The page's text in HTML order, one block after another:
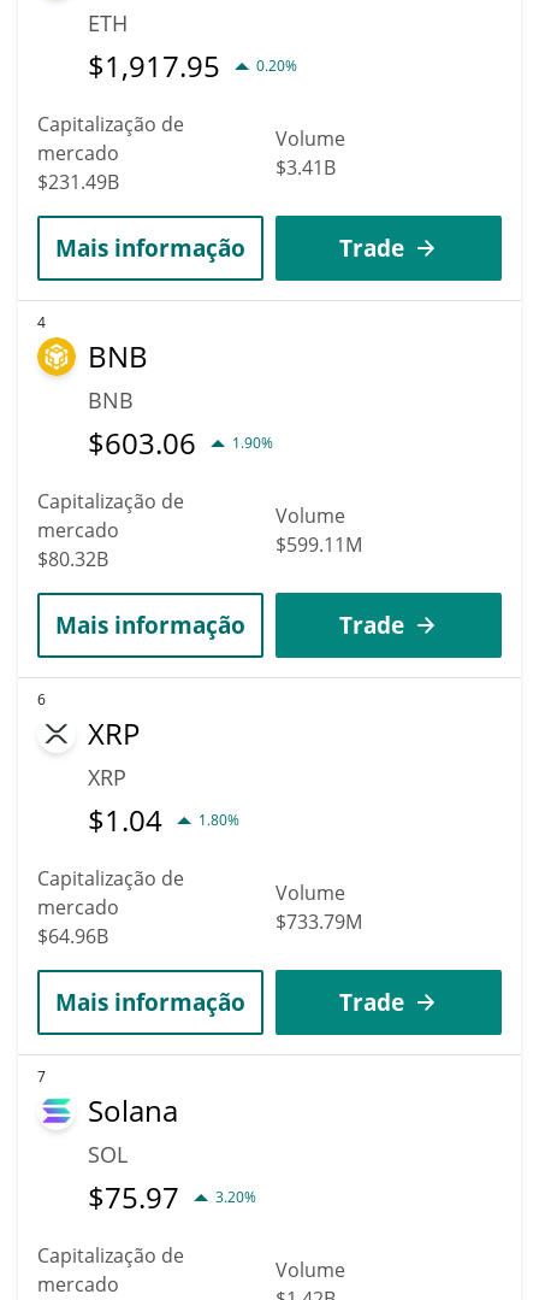
ETH
$1,917.95 0.20%
Capitalização de
mercado
$231.49B
Volume
$3.41B
Mais informação Trade
4
BNB
BNB
$603.06 1.90%
Capitalização de
mercado
$80.32B
Volume
$599.11M
Mais informação Trade
6
XRP
XRP
$1.04 1.80%
Capitalização de
mercado
$64.96B
Volume
$733.79M
Mais informação Trade
7
Solana
SOL
$75.97 3.20%
Capitalização de
mercado
Volume